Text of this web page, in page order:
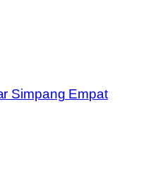
Simpang Empat